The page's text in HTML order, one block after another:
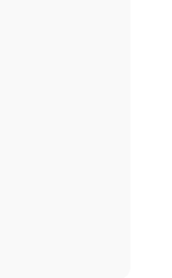
chức
giúp ổn định